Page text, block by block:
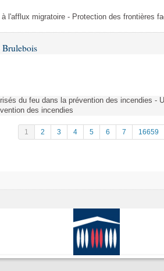
l'afflux migratoire - Protection des frontières
Brulebois
du feu dans la prévention des incendies -
des incendies
1 2 3 4 5 6 7 16659